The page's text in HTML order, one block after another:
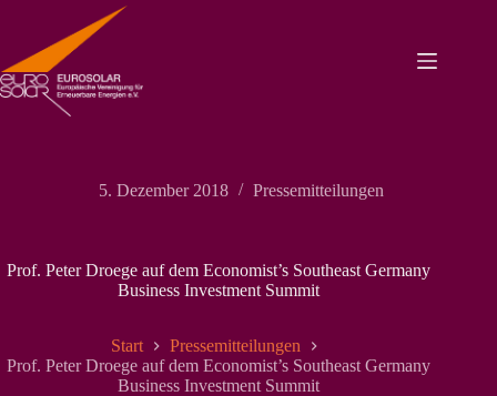
springen
5. Dezember 2018 Pressemitteilungen
Prof. Peter Droege auf dem Economist’s Southeast Germany
Business Investment Summit
Start
Pressemitteilungen
Prof. Peter Droege auf dem Economist’s Southeast Germany
Business Investment Summit